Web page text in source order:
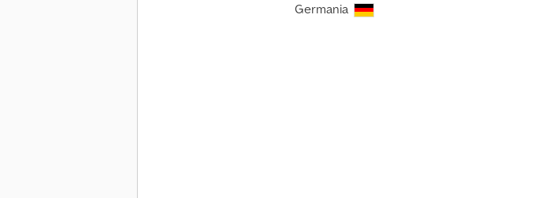
Germania